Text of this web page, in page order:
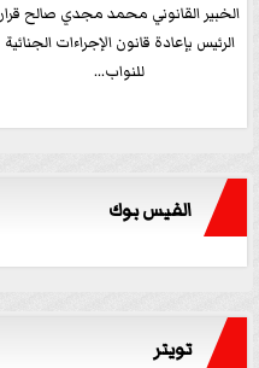
الخبير القانوني محمد مجدي صالح قرار
الرئيس بإعادة قانون الإجراءات الجنائية
للنواب...
الفيس بوك
تويتر